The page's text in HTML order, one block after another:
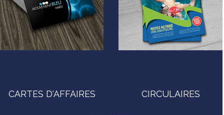
CARTES D'AFFAIRES CIRCULAIRES